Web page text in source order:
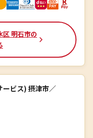
区 明石市の
ビス) 摂津市／